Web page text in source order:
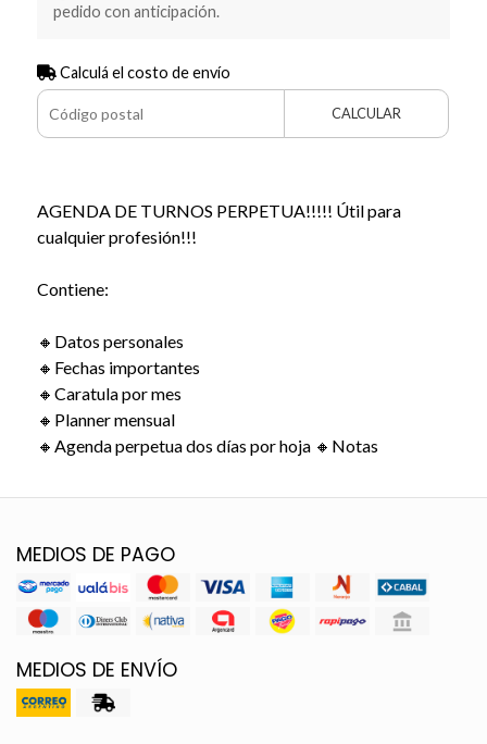
pedido con anticipación.
Calculá el costo de envío
CALCULAR
AGENDA DE TURNOS PERPETUA!!!!! Útil para
cualquier profesión!!!
Contiene:
🔸Datos personales
🔸Fechas importantes
🔸Caratula por mes
🔸Planner mensual
🔸Agenda perpetua dos días por hoja 🔸Notas
MEDIOS DE PAGO
MEDIOS DE ENVÍO